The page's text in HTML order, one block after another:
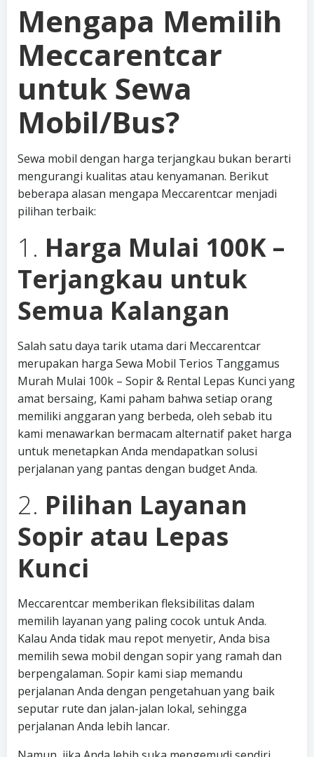
Mengapa Memilih
Meccarentcar
untuk Sewa
Mobil/Bus?
Sewa mobil dengan harga terjangkau bukan berarti
mengurangi kualitas atau kenyamanan. Berikut
beberapa alasan mengapa Meccarentcar menjadi
pilihan terbaik:
1. Harga Mulai 100K –
Terjangkau untuk
Semua Kalangan
Salah satu daya tarik utama dari Meccarentcar
merupakan harga Sewa Mobil Terios Tanggamus
Murah Mulai 100k – Sopir & Rental Lepas Kunci yang
amat bersaing, Kami paham bahwa setiap orang
memiliki anggaran yang berbeda, oleh sebab itu
kami menawarkan bermacam alternatif paket harga
untuk menetapkan Anda mendapatkan solusi
perjalanan yang pantas dengan budget Anda.
2. Pilihan Layanan
Sopir atau Lepas
Kunci
Meccarentcar memberikan fleksibilitas dalam
memilih layanan yang paling cocok untuk Anda.
Kalau Anda tidak mau repot menyetir, Anda bisa
memilih sewa mobil dengan sopir yang ramah dan
berpengalaman. Sopir kami siap memandu
perjalanan Anda dengan pengetahuan yang baik
seputar rute dan jalan-jalan lokal, sehingga
perjalanan Anda lebih lancar.